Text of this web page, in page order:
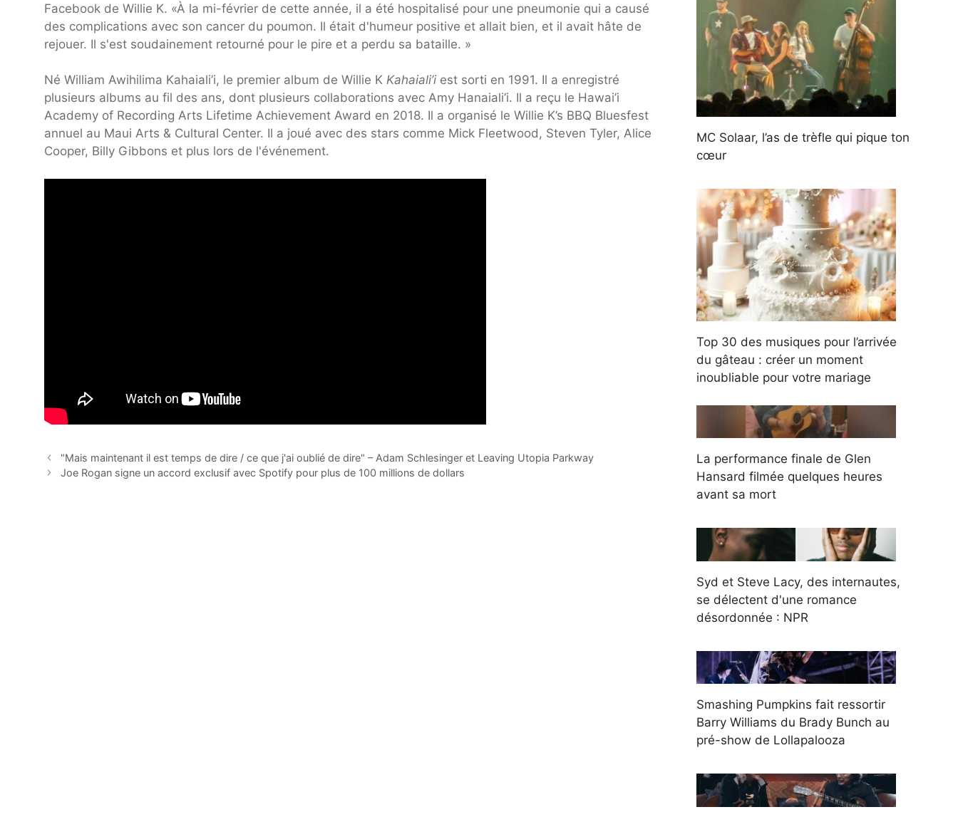
Facebook de Willie K. «À la mi-février de cette année, il a été hospitalisé pour une pneumonie qui a causé
des complications avec son cancer du poumon. Il était d'humeur positive et allait bien, et il avait hâte de
rejouer. Il s'est soudainement retourné pour le pire et a perdu sa bataille. »
Né William Awihilima Kahaiali’i, le premier album de Willie K Kahaiali’i est sorti en 1991. Il a enregistré
plusieurs albums au fil des ans, dont plusieurs collaborations avec Amy Hanaiali’i. Il a reçu le Hawai’i
Academy of Recording Arts Lifetime Achievement Award en 2018. Il a organisé le Willie K’s BBQ Bluesfest
annuel au Maui Arts & Cultural Center. Il a joué avec des stars comme Mick Fleetwood, Steven Tyler, Alice
Cooper, Billy Gibbons et plus lors de l'événement.
"Mais maintenant il est temps de dire / ce que j'ai oublié de dire" – Adam Schlesinger et Leaving Utopia Parkway
Joe Rogan signe un accord exclusif avec Spotify pour plus de 100 millions de dollars
MC Solaar, l’as de trèfle qui pique ton
cœur
Top 30 des musiques pour l’arrivée
du gâteau : créer un moment
inoubliable pour votre mariage
La performance finale de Glen
Hansard filmée quelques heures
avant sa mort
Syd et Steve Lacy, des internautes,
se délectent d'une romance
désordonnée : NPR
Smashing Pumpkins fait ressortir
Barry Williams du Brady Bunch au
pré-show de Lollapalooza